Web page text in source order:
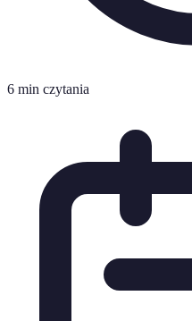
6 min czytania